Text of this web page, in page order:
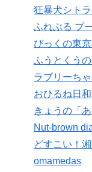
狂暴犬シトラ
ふれぶる プ
びっくの東
ふうとくう
ラブリーち
おひるね日和
きょうの「あ
Nut-brown
どすこい！
omamedas